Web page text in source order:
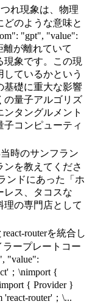
れ現象は、物理
のような意味と
"gpt", "value":
が離れていて
現象です。この現
ているかという
基礎に重大な影響
の量子アルゴリズ
タングルメント
コンピューティ
時のサンフラン
を教えてくださ
ンドにあった「ホ
レス、タコスな
理の専門店として
routerを統合し
ラープレートコー
"value":
；\nimport {
{ Provider }
router'；\...